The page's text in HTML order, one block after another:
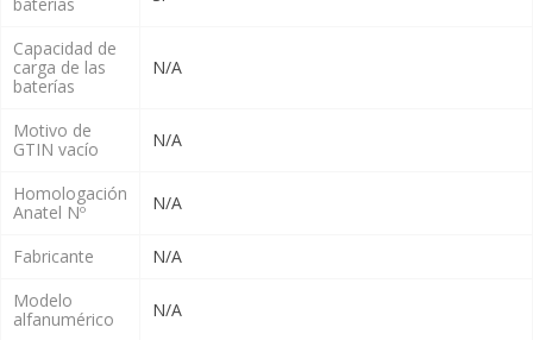
Capacidad de
carga de las
baterías
N/A
Motivo de
GTIN vacío
N/A
Homologación
Anatel Nº
N/A
Fabricante
N/A
Modelo
alfanumérico
N/A